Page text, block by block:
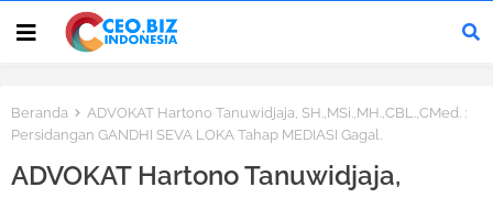
Beranda
ADVOKAT Hartono Tanuwidjaja, SH.,MSi.,MH.,CBL.,CMed. :
Persidangan GANDHI SEVA LOKA Tahap MEDIASI Gagal.
ADVOKAT Hartono Tanuwidjaja,